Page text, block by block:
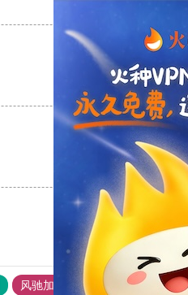
风驰加速器 旋风加速器